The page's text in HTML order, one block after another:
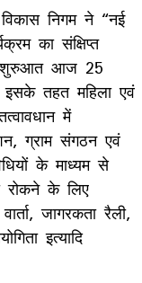
निगम ने “नई
का संक्षिप्त
शुरुआत आज 25
तहत महिला एवं
में
ग्राम संगठन एवं
के माध्यम से
रोकने के लिए
जागरकता रैली,
इत्यादि